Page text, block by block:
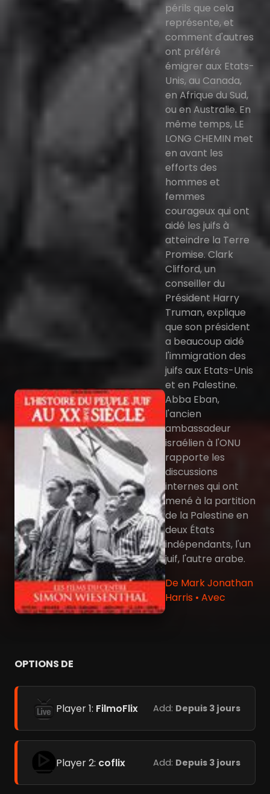
périls que cela
représente, et
comment d'autres
ont préféré
émigrer aux Etats-
Unis, au Canada,
en Afrique du Sud,
ou en Australie. En
même temps, LE
LONG CHEMIN met
en avant les
efforts des
hommes et
femmes
courageux qui ont
aidé les juifs à
atteindre la Terre
Promise. Clark
Clifford, un
conseiller du
Président Harry
Truman, explique
que son président
a beaucoup aidé
l'immigration des
juifs aux Etats-Unis
et en Palestine.
Abba Eban,
l'ancien
ambassadeur
israélien à l'ONU
rapporte les
discussions
internes qui ont
mené à la partition
de la Palestine en
deux États
indépendants, l'un
juif, l'autre arabe.
De Mark Jonathan
Harris • Avec
OPTIONS DE
Player 1: FilmoFlix Add: Depuis 3 jours
Player 2: coflix Add: Depuis 3 jours